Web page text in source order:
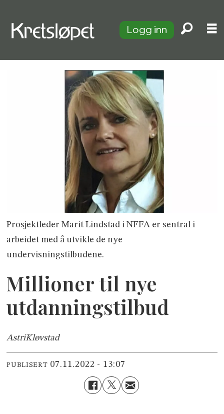
Logg inn
Prosjektleder Marit Lindstad i NFFA er sentral i
arbeidet med å utvikle de nye
undervisningstilbudene.
Millioner til nye
utdanningstilbud
AstriKløvstad
PUBLISERT 07.11.2022 - 13:07